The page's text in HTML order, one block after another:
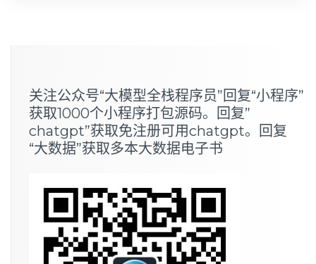
关注公众号“大模型全栈程序员”回复“小程序”
获取1000个小程序打包源码。回复”
chatgpt”获取免注册可用chatgpt。回复
“大数据”获取多本大数据电子书